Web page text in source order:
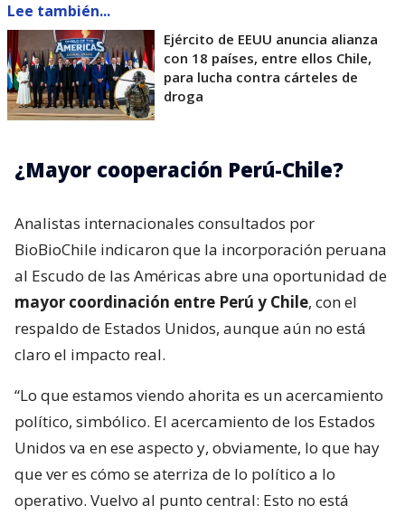
Lee también...
Ejército de EEUU anuncia alianza
con 18 países, entre ellos Chile,
para lucha contra cárteles de
droga
¿Mayor cooperación Perú-Chile?
Analistas internacionales consultados por
BioBioChile indicaron que la incorporación peruana
al Escudo de las Américas abre una oportunidad de
mayor coordinación entre Perú y Chile, con el
respaldo de Estados Unidos, aunque aún no está
claro el impacto real.
“Lo que estamos viendo ahorita es un acercamiento
político, simbólico. El acercamiento de los Estados
Unidos va en ese aspecto y, obviamente, lo que hay
que ver es cómo se aterriza de lo político a lo
operativo. Vuelvo al punto central: Esto no está